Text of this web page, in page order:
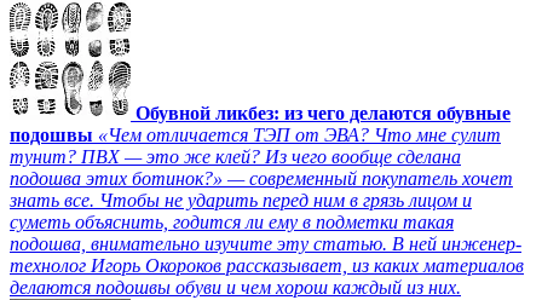
Обувной ликбез: из чего делаются обувные
подошвы «Чем отличается ТЭП от ЭВА? Что мне сулит
тунит? ПВХ — это же клей? Из чего вообще сделана
подошва этих ботинок?» — современный покупатель хочет
знать все. Чтобы не ударить перед ним в грязь лицом и
суметь объяснить, годится ли ему в подметки такая
подошва, внимательно изучите эту статью. В ней инженер-
технолог Игорь Окороков рассказывает, из каких материалов
делаются подошвы обуви и чем хорош каждый из них.